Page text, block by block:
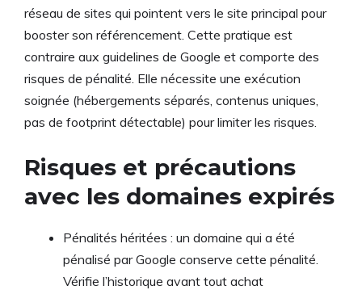
réseau de sites qui pointent vers le site principal pour
booster son référencement. Cette pratique est
contraire aux guidelines de Google et comporte des
risques de pénalité. Elle nécessite une exécution
soignée (hébergements séparés, contenus uniques,
pas de footprint détectable) pour limiter les risques.
Risques et précautions
avec les domaines expirés
Pénalités héritées : un domaine qui a été
pénalisé par Google conserve cette pénalité.
Vérifie l’historique avant tout achat